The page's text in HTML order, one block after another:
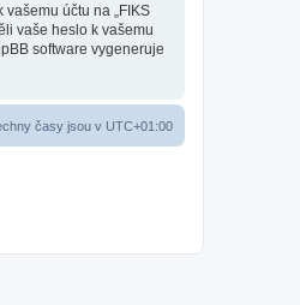
účtu na „FIKS
vaše heslo k vašemu
software vygeneruje
časy jsou v UTC+01:00